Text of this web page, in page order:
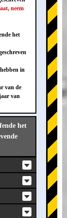
neem
het
in
van de
van
het